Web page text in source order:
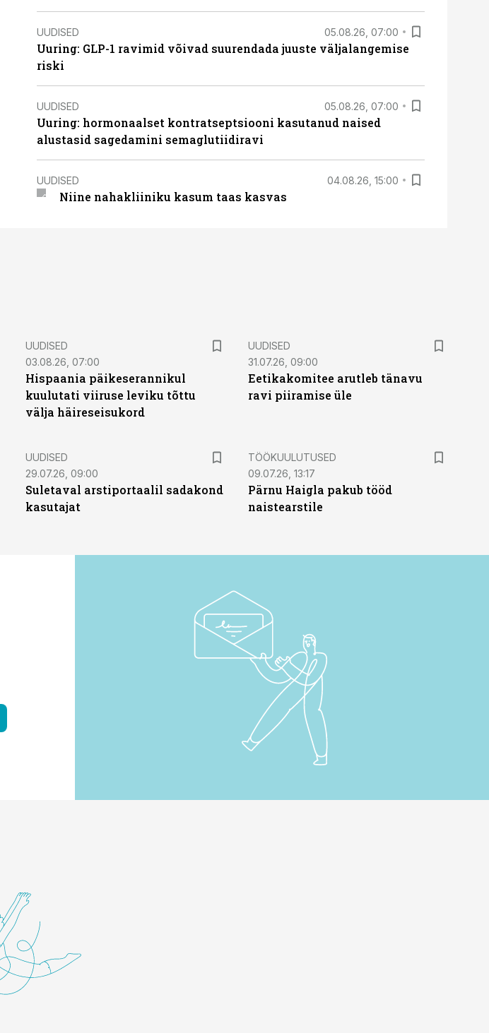
UUDISED 05.08.26, 07:00
Uuring: GLP-1 ravimid võivad suurendada juuste väljalangemise
riski
UUDISED 05.08.26, 07:00
Uuring: hormonaalset kontratseptsiooni kasutanud naised
alustasid sagedamini semaglutiidiravi
UUDISED 04.08.26, 15:00
Niine nahakliiniku kasum taas kasvas
UUDISED
03.08.26, 07:00
Hispaania päikeserannikul
kuulutati viiruse leviku tõttu
välja häireseisukord
UUDISED
31.07.26, 09:00
Eetikakomitee arutleb tänavu
ravi piiramise üle
UUDISED
29.07.26, 09:00
Suletaval arstiportaalil sadakond
kasutajat
ST
TÖÖKUULUTUSED
09.07.26, 13:17
Pärnu Haigla pakub tööd
naistearstile